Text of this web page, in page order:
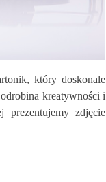
który doskonale
kreatywności i
prezentujemy zdjęcie